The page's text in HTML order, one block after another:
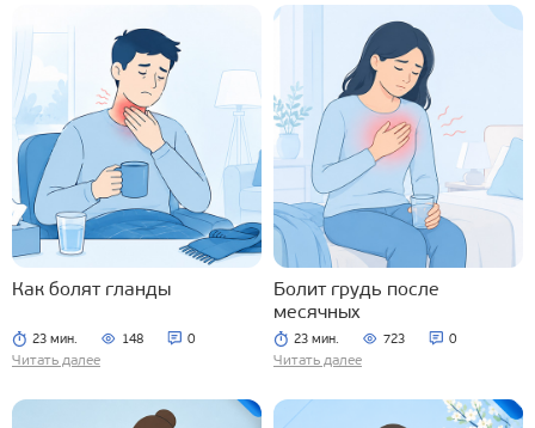
Как болят гланды
23 мин. 148 0
Читать далее
Болит грудь после
месячных
23 мин. 723 0
Читать далее